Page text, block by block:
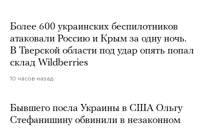
Более 600 украинских беспилотников
атаковали Россию и Крым за одну ночь.
В Тверской области под удар опять попал
склад Wildberries
10 часов назад
Бывшего посла Украины в США Ольгу
Стефанишину обвинили в незаконном